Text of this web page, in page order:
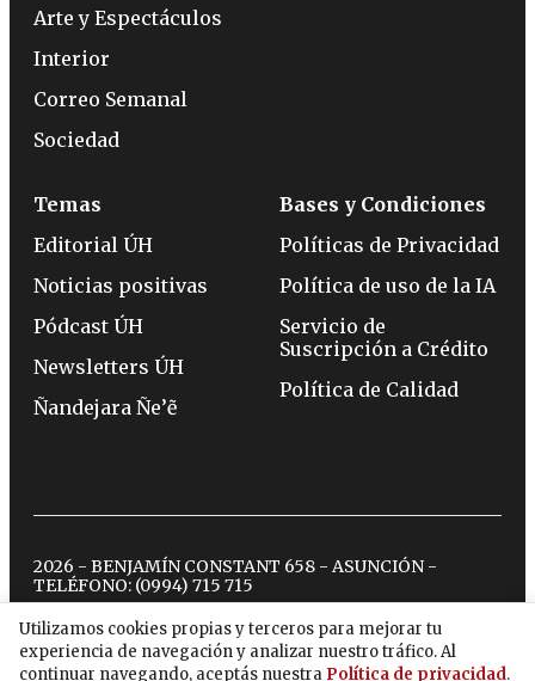
Utilizamos cookies propias y terceros para mejorar tu
experiencia de navegación y analizar nuestro tráfico. Al
continuar navegando, aceptás nuestra Política de privacidad.
Arte y Espectáculos
Interior
Correo Semanal
Sociedad
Temas
Editorial ÚH
Noticias positivas
Pódcast ÚH
Newsletters ÚH
Ñandejara Ñe’ẽ
Bases y Condiciones
Políticas de Privacidad
Política de uso de la IA
Servicio de
Suscripción a Crédito
Política de Calidad
2026 - BENJAMÍN CONSTANT 658 - ASUNCIÓN -
TELÉFONO: (0994) 715 715
twitterinstagram
facebook
tiktokyoutubespotify